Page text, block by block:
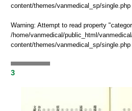
content/themes/vanmedical_sp/single.php
Warning: Attempt to read property
/home/vanmedical/public_html/
content/themes/vanmedical_sp/single.php
3